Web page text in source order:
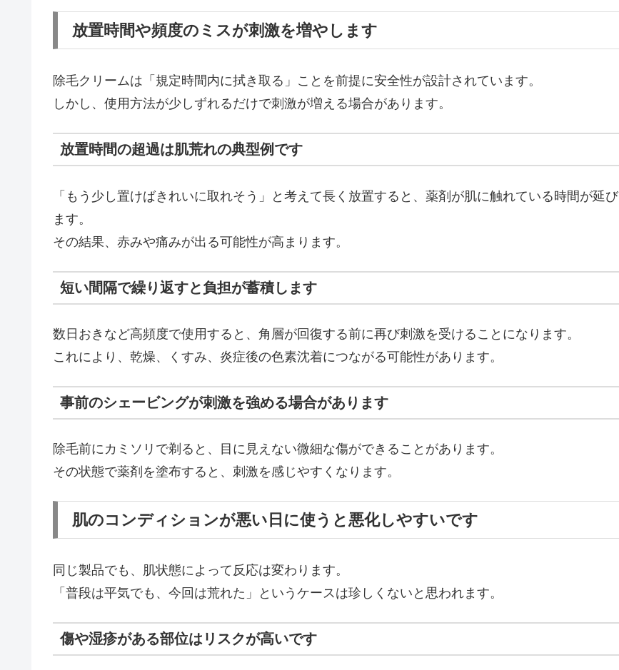
放置時間や頻度のミスが刺激を増やします
除毛クリームは「規定時間内に拭き取る」ことを前提に安全性が設計されています。
しかし、使用方法が少しずれるだけで刺激が増える場合があります。
放置時間の超過は肌荒れの典型例です
「もう少し置けばきれいに取れそう」と考えて長く放置すると、薬剤が肌に触れている時間が延び
ます。
その結果、赤みや痛みが出る可能性が高まります。
短い間隔で繰り返すと負担が蓄積します
数日おきなど高頻度で使用すると、角層が回復する前に再び刺激を受けることになります。
これにより、乾燥、くすみ、炎症後の色素沈着につながる可能性があります。
事前のシェービングが刺激を強める場合があります
除毛前にカミソリで剃ると、目に見えない微細な傷ができることがあります。
その状態で薬剤を塗布すると、刺激を感じやすくなります。
肌のコンディションが悪い日に使うと悪化しやすいです
同じ製品でも、肌状態によって反応は変わります。
「普段は平気でも、今回は荒れた」というケースは珍しくないと思われます。
傷や湿疹がある部位はリスクが高いです